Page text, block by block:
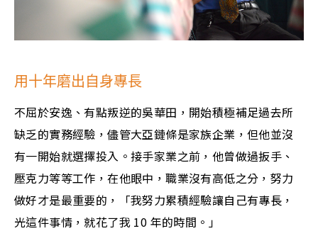
用十年磨出自身專長
不屈於安逸、有點叛逆的吳華田，開始積極補足過去所
缺乏的實務經驗，儘管大亞鏈條是家族企業，但他並沒
有一開始就選擇投入。接手家業之前，他曾做過扳手、
壓克力等等工作，在他眼中，職業沒有高低之分，努力
做好才是最重要的，「我努力累積經驗讓自己有專長，
光這件事情，就花了我 10 年的時間。」